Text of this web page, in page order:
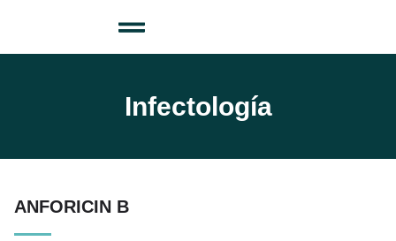
Infectología
ANFORICIN B